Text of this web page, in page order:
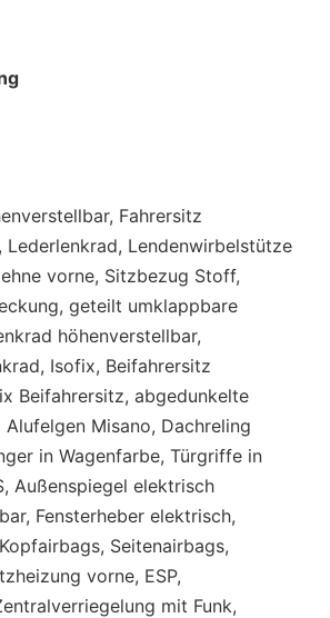
Fahrersitz
Lederlenkrad, Lendenwirbelstütze
vorne, Sitzbezug Stoff,
geteilt umklappbare
höhenverstellbar,
Isofix, Beifahrersitz
Beifahrersitz, abgedunkelte
Alufelgen Misano, Dachreling
in Wagenfarbe, Türgriffe in
Außenspiegel elektrisch
Fensterheber elektrisch,
Seitenairbags,
vorne, ESP,
mit Funk,